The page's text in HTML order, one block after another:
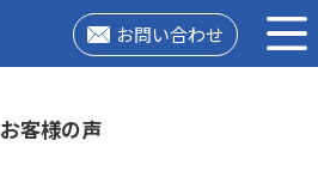
お問い合わせ
お客様の声